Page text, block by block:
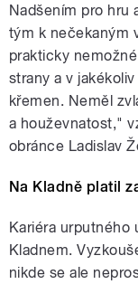
Nadšením pro hru
tým k nečekaným
prakticky
strany a v
křemen. Neměl
a houževnatost,"
obránce Ladislav
Na Kladně platil
Kariéra urputného
Kladnem.
nikde se ale